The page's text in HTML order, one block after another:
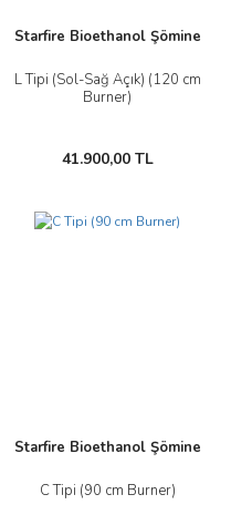
Starfire Bioethanol Şömine
L Tipi (Sol-Sağ Açık) (120 cm
Burner)
41.900,00 TL
Starfire Bioethanol Şömine
C Tipi (90 cm Burner)